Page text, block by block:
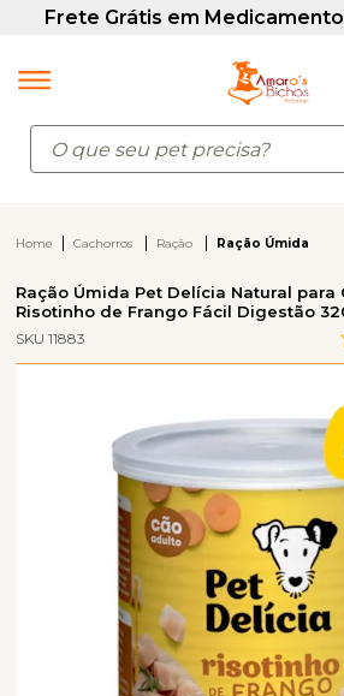
Home Cachorros Ração Ração Úmida
Ração Úmida Pet Delícia Natural para
Risotinho de Frango Fácil Digestão
SKU 11883